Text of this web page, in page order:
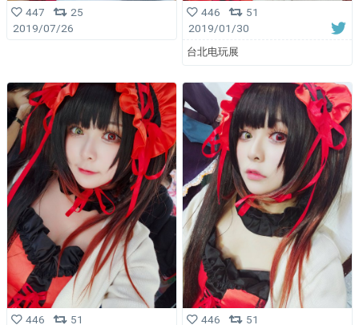
447
25
2019/07/26
446
51
2019/01/30
台北电玩展
446 51 446 51